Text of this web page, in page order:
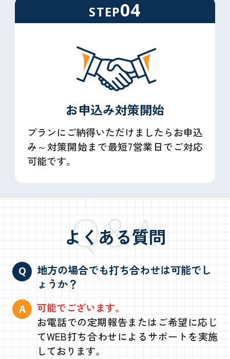
STEP04
お申込み対策開始
プランにご納得いただけましたらお申込
み～対策開始まで最短7営業日でご対応
可能です。
Q&A
よくある質問
地方の場合でも打ち合わせは可能でし
ょうか？
可能でございます。
お電話での定期報告またはご希望に応じ
てWEB打ち合わせによるサポートを実施
しております。